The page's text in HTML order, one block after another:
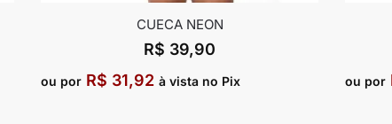
CUECA NEON
R$ 39,90
ou por R$ 31,92 à vista no Pix ou por